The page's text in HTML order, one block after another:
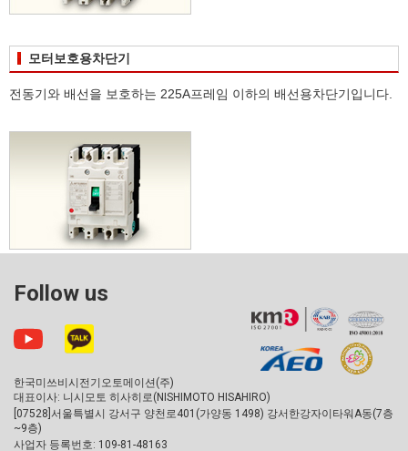
모터보호용차단기
전동기와 배선을 보호하는 225A프레임 이하의 배선용차단기입니다.
Follow us
한국미쓰비시전기오토메이션(주)
대표이사: 니시모토 히사히로(NISHIMOTO HISAHIRO)
[07528]서울특별시 강서구 양천로401(가양동 1498) 강서한강자이타워A동(7층
~9층)
사업자 등록번호: 109-81-48163